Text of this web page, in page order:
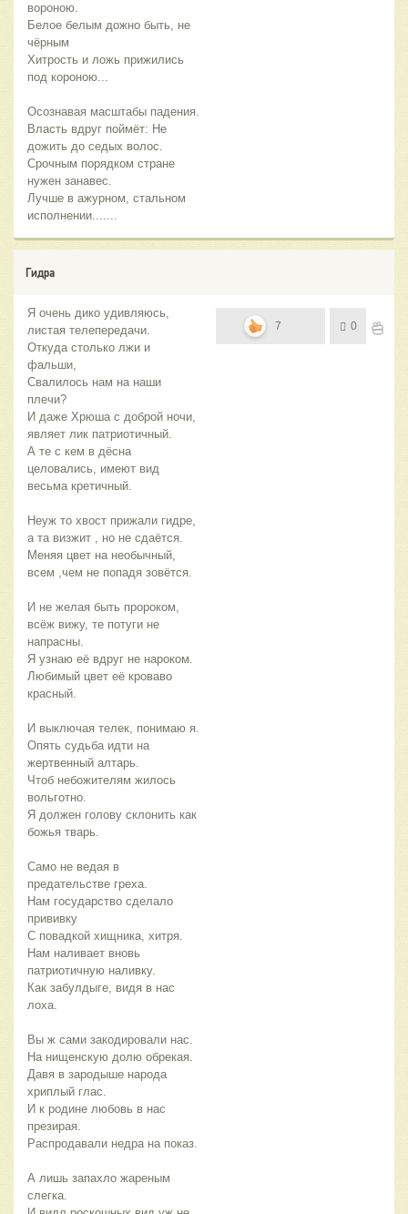
вороною.
Белое белым дожно быть, не
чёрным
Хитрость и ложь прижились
под короною...
Осознавая масштабы падения.
Власть вдруг поймёт: Не
дожить до седых волос.
Срочным порядком стране
нужен занавес.
Лучше в ажурном, стальном
исполнении.......
Гидра
Я очень дико удивляюсь,
листая телепередачи.
Откуда столько лжи и
фальши,
Свалилось нам на наши
плечи?
И даже Хрюша с доброй ночи,
являет лик патриотичный.
А те с кем в дёсна
целовались, имеют вид
весьма кретичный.
Неуж то хвост прижали гидре,
а та визжит , но не сдаётся.
Меняя цвет на необычный,
всем ,чем не попадя зовётся.
И не желая быть пророком,
всёж вижу, те потуги не
напрасны.
Я узнаю её вдруг не нароком.
Любимый цвет её кроваво
красный.
И выключая телек, понимаю я.
Опять судьба идти на
жертвенный алтарь.
Чтоб небожителям жилось
вольготно.
Я должен голову склонить как
божья тварь.
Само не ведая в
предательстве греха.
Нам государство сделало
прививку
С повадкой хищника, хитря.
Нам наливает вновь
патриотичную наливку.
Как забулдыге, видя в нас
лоха.
Вы ж сами закодировали нас.
На нищенскую долю обрекая.
Давя в зародыше народа
хриплый глас.
И к родине любовь в нас
презирая.
Распродавали недра на показ.
А лишь запахло жареным
слегка.
7 0